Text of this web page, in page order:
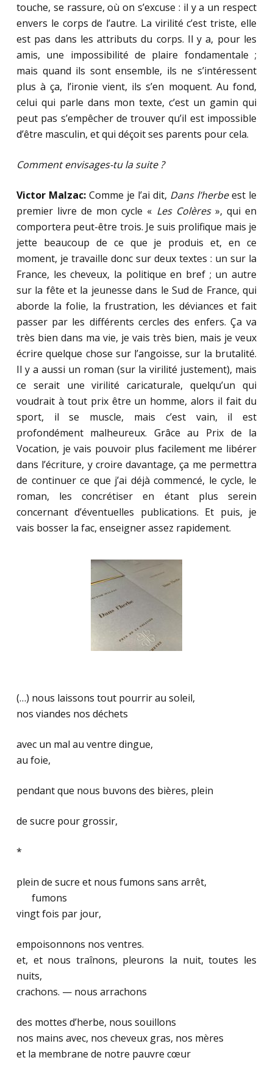
touche, se rassure, où on s’excuse : il y a un respect
envers le corps de l’autre. La virilité c’est triste, elle
est pas dans les attributs du corps. Il y a, pour les
amis, une impossibilité de plaire fondamentale ;
mais quand ils sont ensemble, ils ne s’intéressent
plus à ça, l’ironie vient, ils s’en moquent. Au fond,
celui qui parle dans mon texte, c’est un gamin qui
peut pas s’empêcher de trouver qu’il est impossible
d’être masculin, et qui déçoit ses parents pour cela.
Comment envisages-tu la suite ?
Victor Malzac:Comme je l’ai dit, Dans l’herbeest le
premier livre de mon cycle « Les Colères», qui en
comportera peut-être trois. Je suis prolifique mais je
jette beaucoup de ce que je produis et, en ce
moment, je travaille donc sur deux textes : un sur la
France, les cheveux, la politique en bref ; un autre
sur la fête et la jeunesse dans le Sud de France, qui
aborde la folie, la frustration, les déviances et fait
passer par les différents cercles des enfers. Ça va
très bien dans ma vie, je vais très bien, mais je veux
écrire quelque chose sur l’angoisse, sur la brutalité.
Il y a aussi un roman (sur la virilité justement), mais
ce serait une virilité caricaturale, quelqu’un qui
voudrait à tout prix être un homme, alors il fait du
sport, il se muscle, mais c’est vain, il est
profondément malheureux. Grâce au Prix de la
Vocation, je vais pouvoir plus facilement me libérer
dans l’écriture, y croire davantage, ça me permettra
de continuer ce que j’ai déjà commencé, le cycle, le
roman, les concrétiser en étant plus serein
concernant d’éventuelles publications. Et puis, je
vais bosser la fac, enseigner assez rapidement.
(…) nous laissons tout pourrir au soleil,
nos viandes nos déchets
avec un mal au ventre dingue,
au foie,
pendant que nous buvons des bières, plein
de sucre pour grossir,
*
plein de sucre et nous fumons sans arrêt,
fumons
vingt fois par jour,
empoisonnons nos ventres.
et, et nous traînons, pleurons la nuit, toutes les
nuits,
crachons. — nous arrachons
des mottes d’herbe, nous souillons
nos mains avec, nos cheveux gras, nos mères
et la membrane de notre pauvre cœur